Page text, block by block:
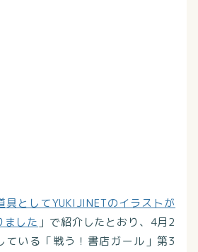
具としてYUKIJINETのイラストが
ました 」で紹介したとおり、4月2
いる「戦う！書店ガール」第3